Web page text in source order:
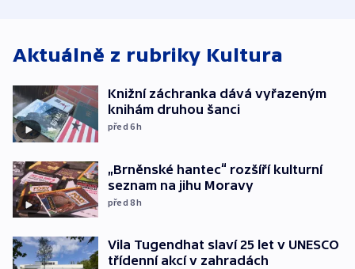
Aktuálně z rubriky Kultura
Knižní záchranka dává vyřazeným
knihám druhou šanci
před 6h
„Brněnské hantec“ rozšíří kulturní
seznam na jihu Moravy
před 8h
Vila Tugendhat slaví 25 let v UNESCO
třídenní akcí v zahradách